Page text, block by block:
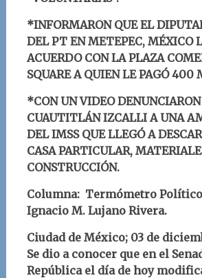
*INFORMARON QUE EL
DEL PT EN METEPEC, MÉXICO
ACUERDO CON LA PLAZA
SQUARE A QUIEN LE PAGÓ 400
*CON UN VIDEO
CUAUTITLÁN IZCALLI A UNA
DEL IMSS QUE LLEGÓ A
CASA PARTICULAR,
CONSTRUCCIÓN.
Columna: Termómetro
Ignacio M. Lujano Rivera.
Ciudad de México; 03de
Se dio a conocer que en el
República el día de hoy